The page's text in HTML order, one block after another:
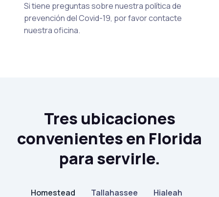
Si tiene preguntas sobre nuestra política de
prevención del Covid-19, por favor contacte
nuestra oficina.
Tres ubicaciones
convenientes en Florida
para servirle.
Homestead Tallahassee Hialeah